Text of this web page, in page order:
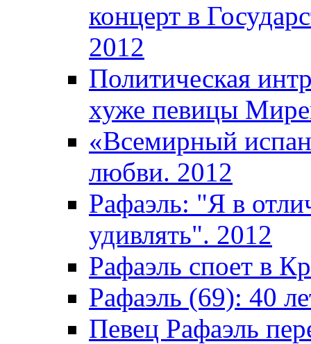
концерт в
2012
Политическая
хуже певицы
«Всемирный
любви. 2012
Рафаэль: "Я в
удивлять". 2012
Рафаэль споет в
Рафаэль (69): 40
Певец Рафаэль